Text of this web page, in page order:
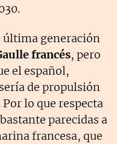
última generación
francés, pero
el español,
de propulsión
lo que respecta
parecidas a
francesa, que